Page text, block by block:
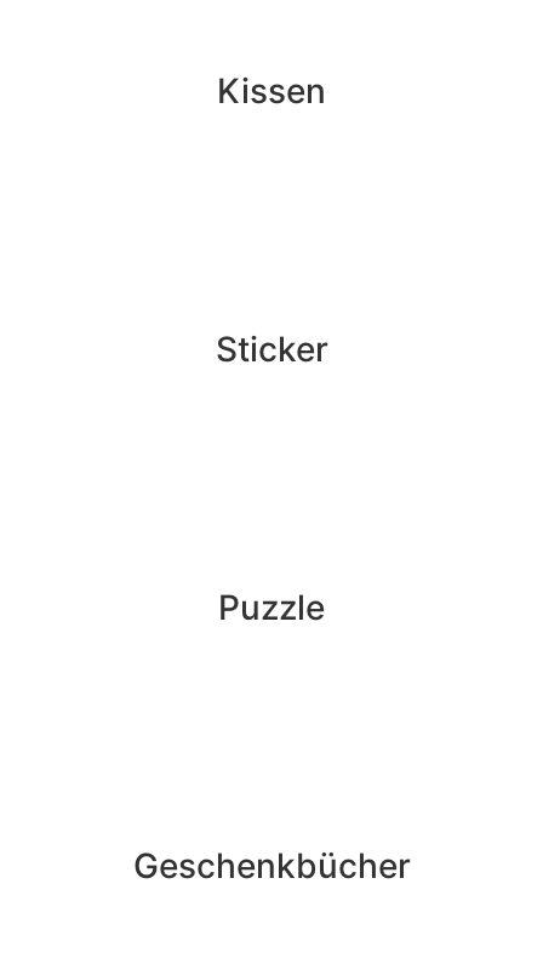
Kissen
Sticker
Puzzle
Geschenkbücher